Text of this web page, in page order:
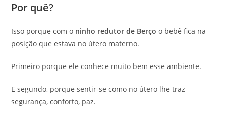
Por quê?
Isso porque com o ninho redutor de Berço o bebê fica na
posição que estava no útero materno.
Primeiro porque ele conhece muito bem esse ambiente.
E segundo, porque sentir-se como no útero lhe traz
segurança, conforto, paz.